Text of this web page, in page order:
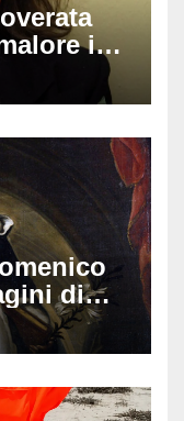
in
l’ex
di